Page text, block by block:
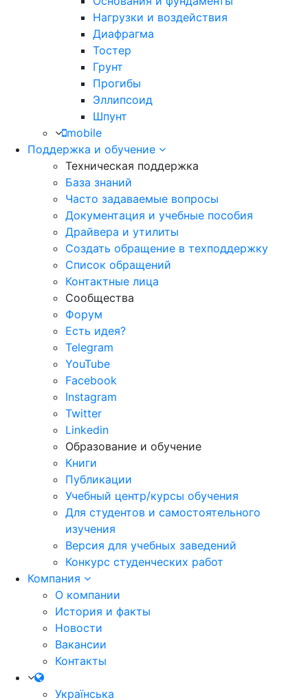
Нагрузки и воздействия
Диафрагма
Тостер
Грунт
Прогибы
Эллипсоид
Шпунт
mobile
Поддержка и обучение
Техническая поддержка
База знаний
Часто задаваемые вопросы
Документация и учебные пособия
Драйвера и утилиты
Создать обращение в техподдержку
Список обращений
Контактные лица
Сообщества
Форум
Есть идея?
Telegram
YouTube
Facebook
Instagram
Twitter
Linkedin
Образование и обучение
Книги
Публикации
Учебный центр/курсы обучения
Для студентов и самостоятельного
изучения
Версия для учебных заведений
Конкурс студенческих работ
Компания
О компании
История и факты
Новости
Вакансии
Контакты
Українська